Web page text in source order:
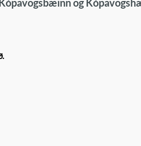
og